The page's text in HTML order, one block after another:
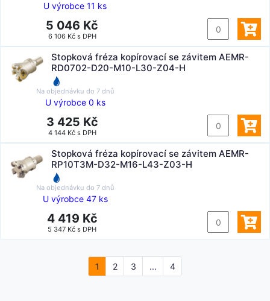
U výrobce 11 ks
5 046 Kč
6 106 Kč s DPH
Stopková fréza kopírovací se závitem AEMR-
RD0702-D20-M10-L30-Z04-H
Na objednávku do 7 dnů
U výrobce 0 ks
3 425 Kč
4 144 Kč s DPH
Stopková fréza kopírovací se závitem AEMR-
RP10T3M-D32-M16-L43-Z03-H
Na objednávku do 7 dnů
U výrobce 47 ks
4 419 Kč
5 347 Kč s DPH
1 2 3 ... 4